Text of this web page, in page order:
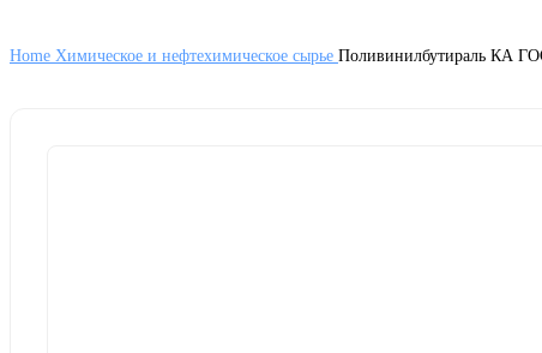
Home Химическое и нефтехимическое сырье Поливинилбутираль КА